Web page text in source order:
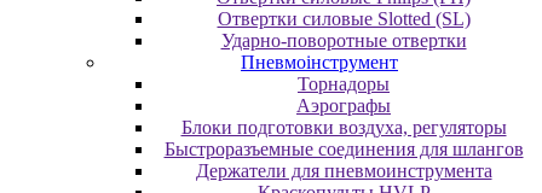
Отвертки силовые Slotted (SL)
Ударно-поворотные отвертки
Пневмоінструмент
Topнaдopы
Аэрографы
Блоки подготовки воздуха, регуляторы
Быстроразъемные соединения для шлангов
Держатели для пневмоинструмента